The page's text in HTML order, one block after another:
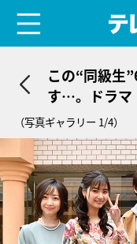
この“同級生
す…。ドラマ
にスタート！
（写真ギャラリー 1/4）